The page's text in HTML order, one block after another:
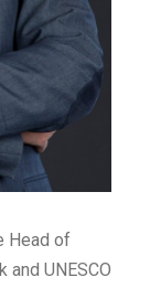
Head of
and UNESCO